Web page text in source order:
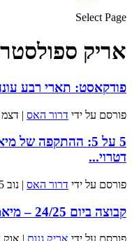
Select Page
אריק
פודקאסט: תארי רבע
פורסם על ידי דרור האס | דצמ 4, 2025
5 על 5: ההתקפה
דטרוי...
פורסם על ידי דרור האס | נוב 15, 2025
קבוצה ביום 24/25 – מיאמי היט...